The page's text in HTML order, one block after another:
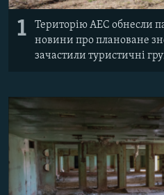
1
Територію АЕС обнесли
новини про плановане
зачастили туристичні